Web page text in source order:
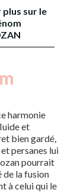
plus sur le
harmonie
et
bien gardé,
persanes lui
pourrait
de la fusion
à celui qui le